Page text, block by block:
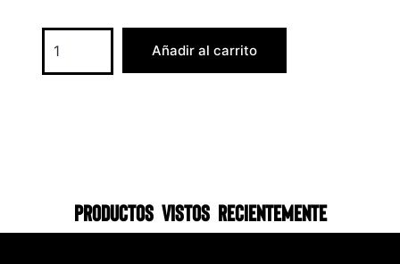
Añadir al carrito
Productos vistos recientemente